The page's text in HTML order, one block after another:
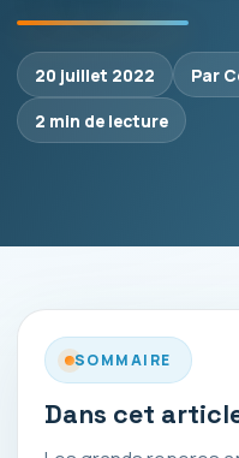
20 juillet 2022
Par
2 min de lecture
SOMMAIRE
Dans cet